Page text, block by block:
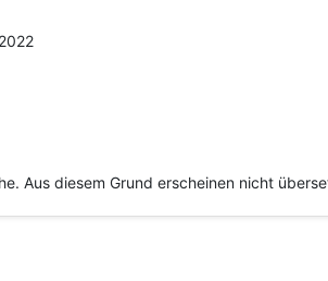
Aus diesem Grund erscheinen nicht